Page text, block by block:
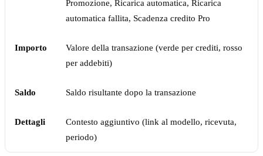
Promozione, Ricarica automatica, Ricarica
automatica fallita, Scadenza credito Pro
Importo
Valore della transazione (verde per crediti, rosso
per addebiti)
Saldo Saldo risultante dopo la transazione
Dettagli
Contesto aggiuntivo (link al modello, ricevuta,
periodo)